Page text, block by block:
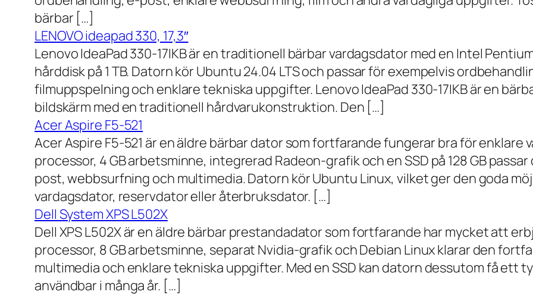
bärbar […]
LENOVO ideapad 330, 17,3″
Lenovo IdeaPad 330-17IKB är en traditionell bärbar vardagsdator med en Intel
hårddisk på 1 TB. Datorn kör Ubuntu 24.04 LTS och passar för exempelvis
filmuppspelning och enklare tekniska uppgifter. Lenovo IdeaPad 330-17IKB är en
bildskärm med en traditionell hårdvarukonstruktion. Den […]
Acer Aspire F5-521
Acer Aspire F5-521 är en äldre bärbar dator som fortfarande fungerar bra för enklare
processor, 4 GB arbetsminne, integrerad Radeon-grafik och en SSD på 128 GB
post, webbsurfning och multimedia. Datorn kör Ubuntu Linux, vilket ger den goda
vardagsdator, reservdator eller återbruksdator. […]
Dell System XPS L502X
Dell XPS L502X är en äldre bärbar prestandadator som fortfarande har mycket att
processor, 8 GB arbetsminne, separat Nvidia-grafik och Debian Linux klarar den
multimedia och enklare tekniska uppgifter. Med en SSD kan datorn dessutom få
användbar i många år. […]